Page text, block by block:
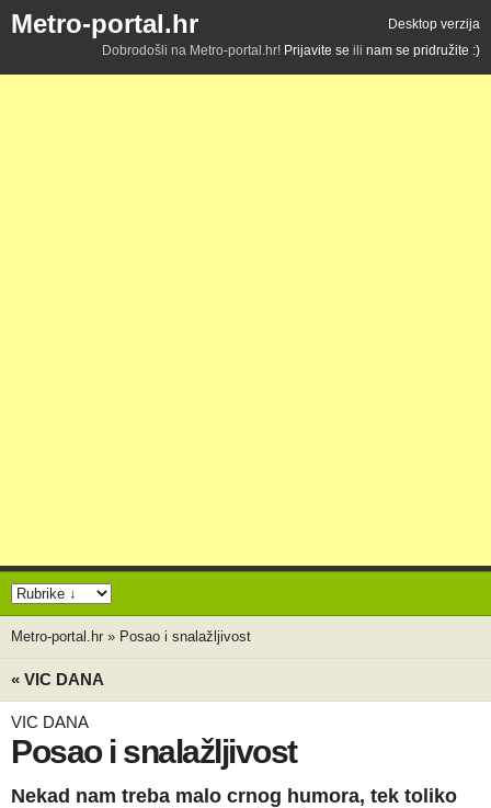
Metro-portal.hr
Desktop verzija
Dobrodošli na Metro-portal.hr! Prijavite se ili nam se pridružite :)
Metro-portal.hr » Posao i snalažljivost
« VIC DANA
VIC DANA
Posao i snalažljivost
Nekad nam treba malo crnog humora, tek toliko